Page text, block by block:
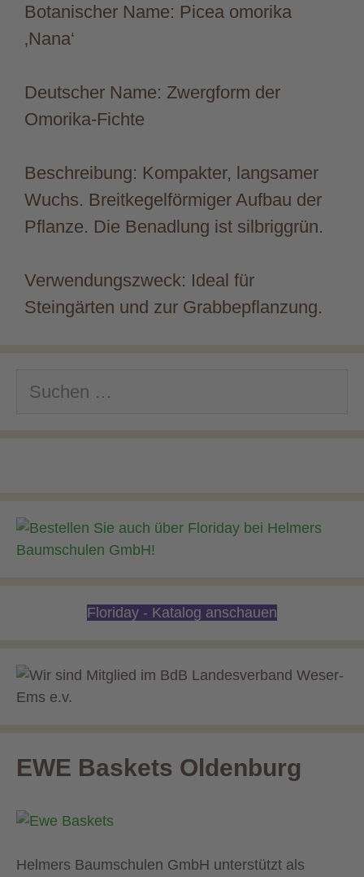
Botanischer Name: Picea omorika
‚Nana‘
Deutscher Name: Zwergform der
Omorika-Fichte
Beschreibung: Kompakter, langsamer
Wuchs. Breitkegelförmiger Aufbau der
Pflanze. Die Benadlung ist silbriggrün.
Verwendungszweck: Ideal für
Steingärten und zur Grabbepflanzung.
nach:
Floriday - Katalog anschauen
EWE Baskets Oldenburg
Helmers Baumschulen GmbH unterstützt als